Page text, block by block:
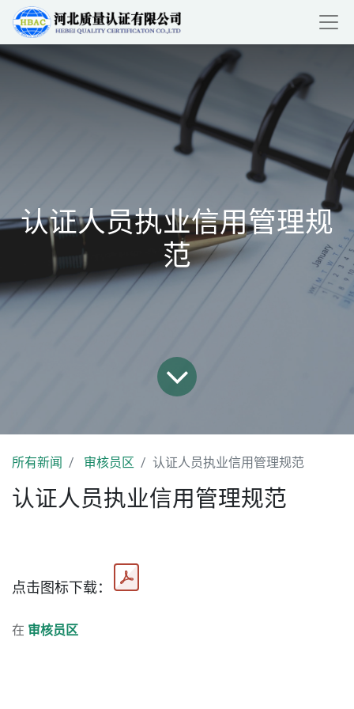
认证人员执业信用管理规
范
所有新闻 审核员区 认证人员执业信用管理规范
认证人员执业信用管理规范
点击图标下载：
在 审核员区